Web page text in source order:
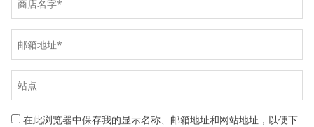
在此浏览器中保存我的显示名称、邮箱地址和网站地址，以便下